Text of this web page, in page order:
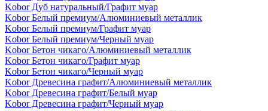
Kobor Дуб натуральный/Графит муар
Kobor Белый премиум/Алюминиевый металлик
Kobor Белый премиум/Графит муар
Kobor Белый премиум/Черный муар
Kobor Бетон чикаго/Алюминиевый металлик
Kobor Бетон чикаго/Графит муар
Kobor Бетон чикаго/Черный муар
Kobor Древесина графит/Алюминиевый металлик
Kobor Древесина графит/Белый муар
Kobor Древесина графит/Черный муар